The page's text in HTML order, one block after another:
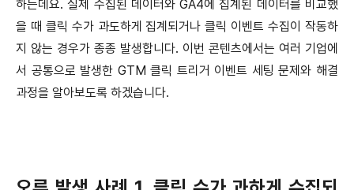
하는데요. 실제 수집된 데이터와 GA4에 집계된 데이터를 비교했
을 때 클릭 수가 과도하게 집계되거나 클릭 이벤트 수집이 작동하
지 않는 경우가 종종 발생합니다. 이번 콘텐츠에서는 여러 기업에
서 공통으로 발생한 GTM 클릭 트리거 이벤트 세팅 문제와 해결
과정을 알아보도록 하겠습니다.